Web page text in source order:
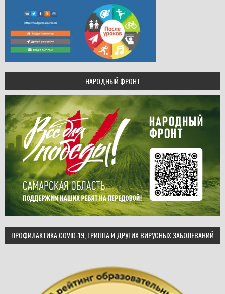
НАРОДНЫЙ ФРОНТ
ПРОФИЛАКТИКА COVID-19, ГРИППА И ДРУГИХ ВИРУСНЫХ ЗАБОЛЕВАНИЙ